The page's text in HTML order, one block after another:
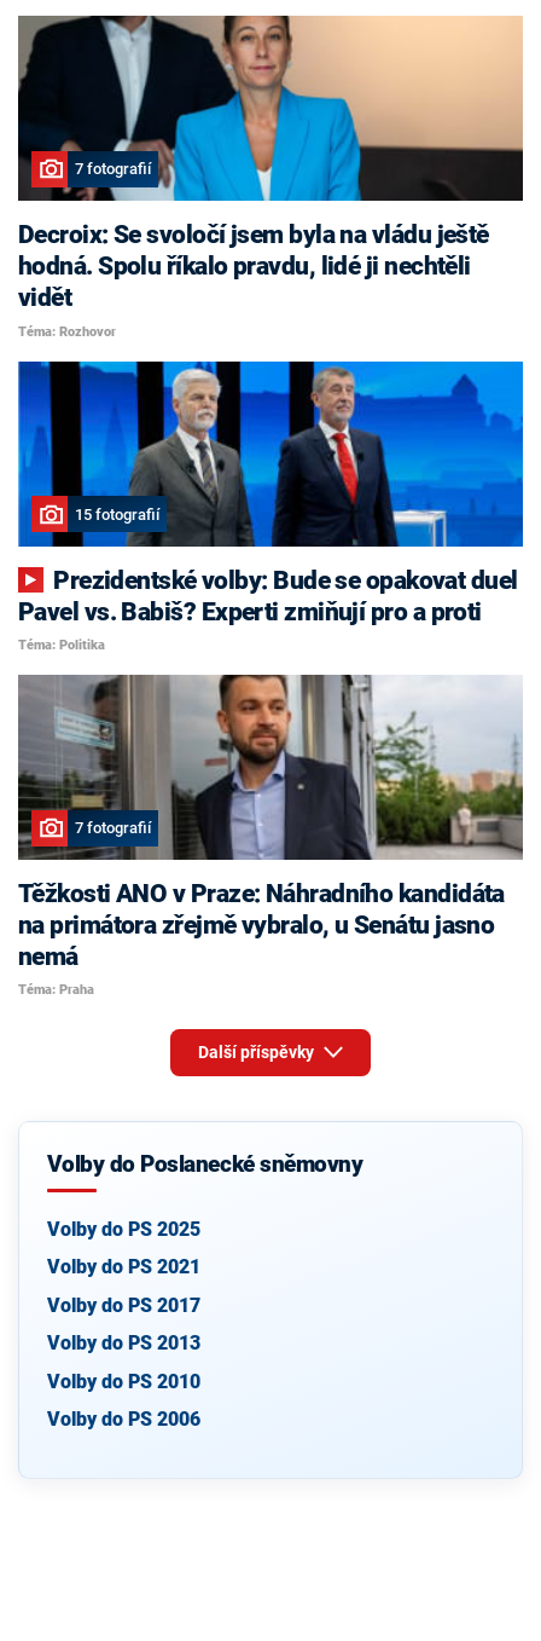
7 fotografií
Decroix: Se svoločí jsem byla na vládu ještě
hodná. Spolu říkalo pravdu, lidé ji nechtěli
vidět
Téma: Rozhovor
15 fotografií
Pavel vs. Babiš? Experti zmiňují pro a proti
Téma: Politika
7 fotografií
Těžkosti ANO v Praze: Náhradního kandidáta
na primátora zřejmě vybralo, u Senátu jasno
nemá
Téma: Praha
Další příspěvky
Volby do Poslanecké sněmovny
Volby do PS 2025
Volby do PS 2021
Volby do PS 2017
Volby do PS 2013
Volby do PS 2010
Volby do PS 2006